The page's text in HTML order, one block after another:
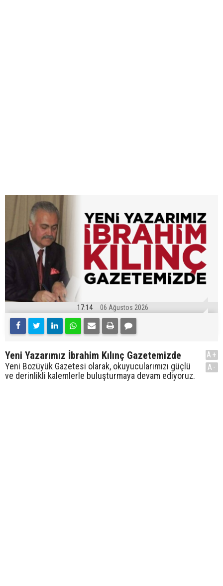
17:14 06 Ağustos 2026
Yeni Yazarımız İbrahim Kılınç Gazetemizde
Yeni Bozüyük Gazetesi olarak, okuyucularımızı güçlü
ve derinlikli kalemlerle buluşturmaya devam ediyoruz.
A+
A-